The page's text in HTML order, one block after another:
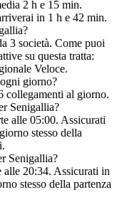
2 h e 15 min.
in 1 h e 42 min.
3 società. Come puoi
su questa tratta:
Veloce.
giorno?
collegamenti al giorno.
Senigallia?
alle 05:00. Assicurati
stesso della
Senigallia?
20:34. Assicurati in
stesso della partenza